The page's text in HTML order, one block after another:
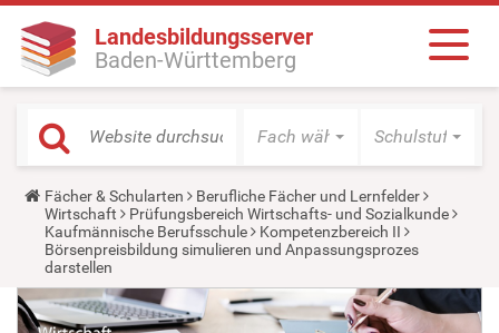
Landesbildungsserver
Baden-Württemberg
Fach wählen Schulstufe
Y
o
u
a
r
e
h
e
Fächer & Schularten
Berufliche Fächer und Lernfelder
Wirtschaft
Prüfungsbereich Wirtschafts- und Sozialkunde
Kaufmännische Berufsschule
Kompetenzbereich II
Börsenpreisbildung simulieren und Anpassungsprozes
darstellen